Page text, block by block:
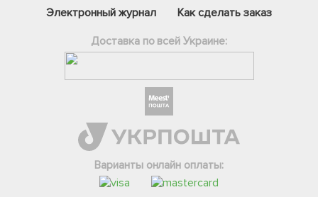
Электронный журнал
Как сделать заказ
Доставка по всей Украине:
Варианты онлайн оплаты:
Фейсбук
Вайбер